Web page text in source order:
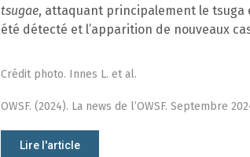
tsugae, attaquant principalement le tsuga
été détecté et l’apparition de nouveaux
Crédit photo. Innes L. et al.
OWSF. (2024). La news de l’OWSF. Septembre
Lire l'article